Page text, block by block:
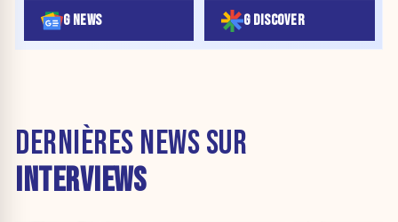
G NEWS G DISCOVER
DERNIÈRES NEWS SUR
INTERVIEWS